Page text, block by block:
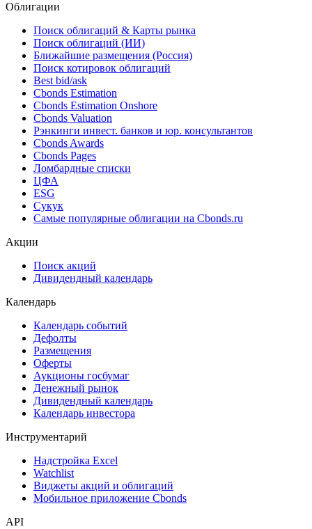
Облигации
Поиск облигаций & Карты рынка
Поиск облигаций (ИИ)
Ближайшие размещения (Россия)
Поиск котировок облигаций
Best bid/ask
Cbonds Estimation
Cbonds Estimation Onshore
Cbonds Valuation
Рэнкинги инвест. банков и юр. консультантов
Cbonds Awards
Cbonds Pages
Ломбардные списки
ЦФА
ESG
Сукук
Самые популярные облигации на Cbonds.ru
Акции
Поиск акций
Дивидендный календарь
Календарь
Календарь событий
Дефолты
Размещения
Оферты
Аукционы госбумаг
Денежный рынок
Дивидендный календарь
Календарь инвестора
Инструментарий
Надстройка Excel
Watchlist
Виджеты акций и облигаций
Мобильное приложение Cbonds
API